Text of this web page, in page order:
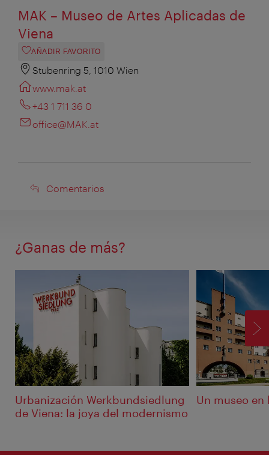
MAK – Museo de Artes Aplicadas de
Viena
AÑADIR FAVORITO
Stubenring 5, 1010 Wien
www.mak.at
+43 1 711 36 0
office@MAK.at
Comentarios
Comentarios
¿Ganas de más?
Urbanización Werkbundsiedlung
de Viena: la joya del modernismo
Un museo en